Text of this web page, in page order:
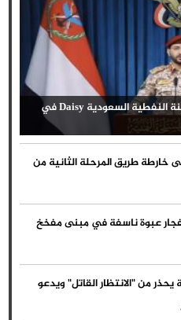
القوات اليمنية تعلن استهداف السفينة النفطية السعودية Daisy في
طريق المرحلة الثانية من
إسرائيليين وإصابة 7 بانفجار عبوة ناسفة في مبنى مفخخ
يحذر من "الانتظار القاتل" ويدعو